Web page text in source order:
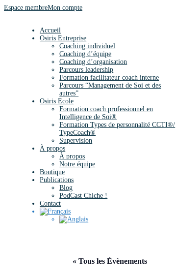
Espace membreMon compte
Accueil
Osiris Entreprise
Coaching individuel
Coaching d’équipe
Coaching d’organisation
Parcours leadership
Formation facilitateur coach interne
Parcours “Management de Soi et des
autres”
Osiris Ecole
Formation coach professionnel en
Intelligence de Soi®
Formation Types de personnalité CCTI®/
TypeCoach®
Supervision
À propos
À propos
Notre équipe
Boutique
Publications
Blog
PodCast Chiche !
Contact
« Tous les Évènements